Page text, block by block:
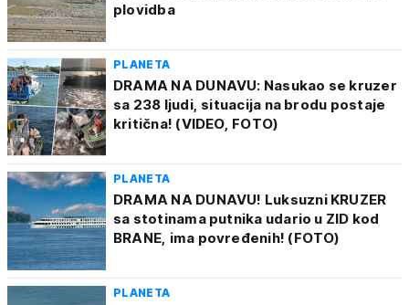
plovidba
PLANETA
DRAMA NA DUNAVU: Nasukao se kruzer
sa 238 ljudi, situacija na brodu postaje
kritična! (VIDEO, FOTO)
PLANETA
DRAMA NA DUNAVU! Luksuzni KRUZER
sa stotinama putnika udario u ZID kod
BRANE, ima povređenih! (FOTO)
PLANETA